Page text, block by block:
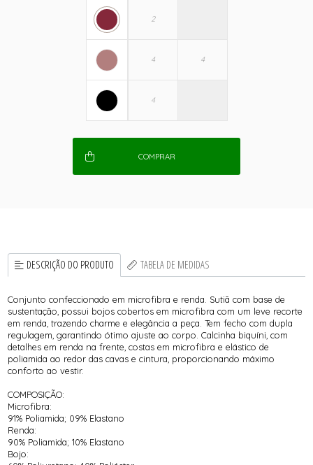
COMPRAR
DESCRIÇÃO DO PRODUTO TABELA DE MEDIDAS
Conjunto confeccionado em microfibra e renda. Sutiã com base de
sustentação, possui bojos cobertos em microfibra com um leve recorte
em renda, trazendo charme e elegância a peça. Tem fecho com dupla
regulagem, garantindo ótimo ajuste ao corpo. Calcinha biquíni, com
detalhes em renda na frente, costas em microfibra e elástico de
poliamida ao redor das cavas e cintura, proporcionando máximo
conforto ao vestir.
COMPOSIÇÃO:
Microfibra:
91% Poliamida; 09% Elastano
Renda:
90% Poliamida; 10% Elastano
Bojo: